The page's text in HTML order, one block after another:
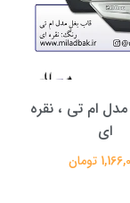
ام تی ، نقره
ای
تومان